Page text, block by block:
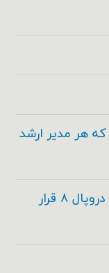
۲۴ مطلب در مورد دروپال ۸ که هر مدیر ارشد
۱۰ ویژگی جدید که در هسته دروپال ۸ قرار